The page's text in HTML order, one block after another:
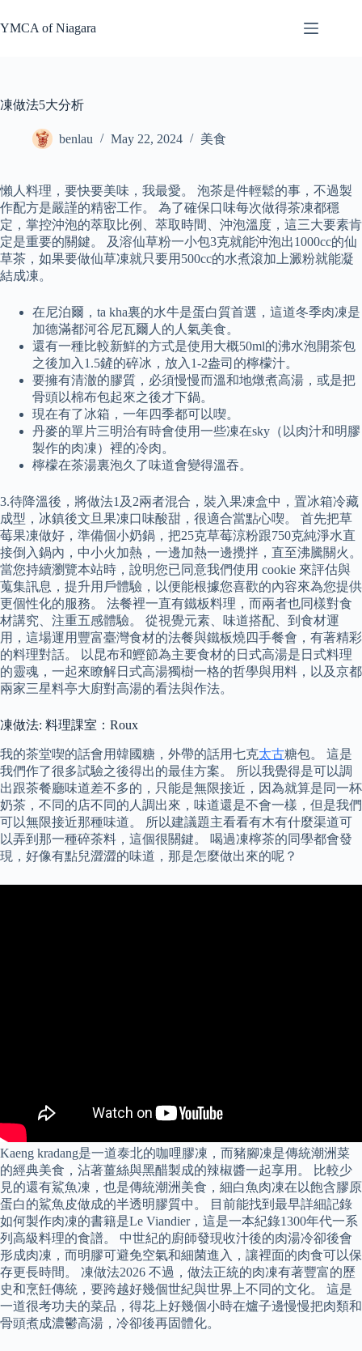
to
content
YMCA of Niagara
凍做法5大分析
benlau May 22, 2024 美食
懶人料理，要快要美味，我最愛。 泡茶是件輕鬆的事，不過製
作配方是嚴謹的精密工作。 為了確保口味每次做得茶凍都穩
定，掌控沖泡的萃取比例、萃取時間、沖泡溫度，這三大要素肯
定是重要的關鍵。 及溶仙草粉一小包3克就能沖泡出1000cc的仙
草茶，如果要做仙草凍就只要用500cc的水煮滾加上澱粉就能凝
結成凍。
在尼泊爾，ta kha裏的水牛是蛋白質首選，這道冬季肉凍是
加德滿都河谷尼瓦爾人的人氣美食。
還有一種比較新鮮的方式是使用大概50ml的沸水泡開茶包
之後加入1.5鏟的碎冰，放入1-2盎司的檸檬汁。
要擁有清澈的膠質，必須慢慢而溫和地燉煮高湯，或是把
骨頭以棉布包起來之後才下鍋。
現在有了冰箱，一年四季都可以喫。
丹麥的單片三明治有時會使用一些凍在sky（以肉汁和明膠
製作的肉凍）裡的冷肉。
檸檬在茶湯裏泡久了味道會變得溫吞。
3.待降溫後，將做法1及2兩者混合，裝入果凍盒中，置冰箱冷藏
成型，冰鎮後文旦果凍口味酸甜，很適合當點心喫。 首先把草
莓果凍做好，準備個小奶鍋，把25克草莓涼粉跟750克純淨水直
接倒入鍋內，中小火加熱，一邊加熱一邊攪拌，直至沸騰關火。
當您持續瀏覽本站時，說明您已同意我們使用 cookie 來評估與
蒐集訊息，提升用戶體驗，以便能根據您喜歡的內容來為您提供
更個性化的服務。 法餐裡一直有鐵板料理，而兩者也同樣對食
材講究、注重五感體驗。 從視覺元素、味道搭配、到食材運
用，這場運用豐富臺灣食材的法餐與鐵板燒四手餐會，有著精彩
的料理對話。 以昆布和鰹節為主要食材的日式高湯是日式料理
的靈魂，一起來瞭解日式高湯獨樹一格的哲學與用料，以及京都
兩家三星料亭大廚對高湯的看法與作法。
凍做法: 料理課室：Roux
我的茶堂喫的話會用韓國糖，外帶的話用七克太古糖包。 這是
我們作了很多試驗之後得出的最佳方案。 所以我覺得是可以調
出跟茶餐廳味道差不多的，只能是無限接近，因為就算是同一杯
奶茶，不同的店不同的人調出來，味道還是不會一樣，但是我們
可以無限接近那種味道。 所以建議題主看看有木有什麼渠道可
以弄到那一種碎茶料，這個很關鍵。 喝過凍檸茶的同學都會發
現，好像有點兒澀澀的味道，那是怎麼做出來的呢？
Kaeng kradang是一道泰北的咖哩膠凍，而豬腳凍是傳統潮洲菜
的經典美食，沾著薑絲與黑醋製成的辣椒醬一起享用。 比較少
見的還有鯊魚凍，也是傳統潮洲美食，細白魚肉凍在以飽含膠原
蛋白的鯊魚皮做成的半透明膠質中。 目前能找到最早詳細記錄
如何製作肉凍的書籍是Le Viandier，這是一本紀錄1300年代一系
列高級料理的食譜。 中世紀的廚師發現收汁後的肉湯冷卻後會
形成肉凍，而明膠可避免空氣和細菌進入，讓裡面的肉食可以保
存更長時間。 凍做法2026 不過，做法正統的肉凍有著豐富的歷
史和烹飪傳統，要跨越好幾個世紀與世界上不同的文化。 這是
一道很考功夫的菜品，得花上好幾個小時在爐子邊慢慢把肉類和
骨頭煮成濃鬱高湯，冷卻後再固體化。